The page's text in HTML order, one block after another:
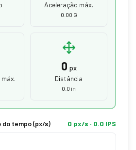
Aceleração máx.
0.00 G
0 px
Distância
0.0 in
do tempo (px/s) 0 px/s · 0.0 IPS